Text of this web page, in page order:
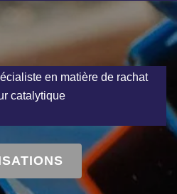
en matière de rachat
catalytique